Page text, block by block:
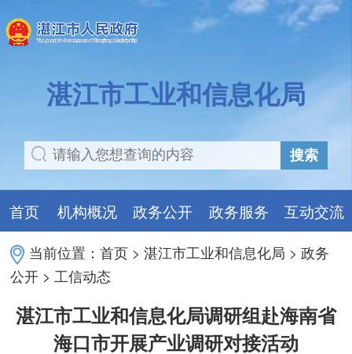
湛江市工业和信息化局
搜索
首页 机构概况 政务公开 政务服务 互动交流
当前位置：首页 >湛江市工业和信息化局 >政务
公开 > 工信动态
湛江市工业和信息化局调研组赴海南省
海口市开展产业调研对接活动